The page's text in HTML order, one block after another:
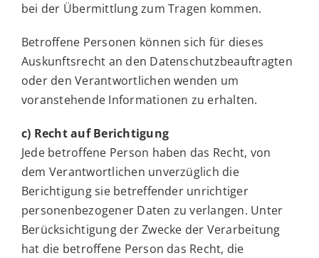
bei der Übermittlung zum Tragen kommen.
Betroffene Personen können sich für dieses
Auskunftsrecht an den Datenschutzbeauftragten
oder den Verantwortlichen wenden um
voranstehende Informationen zu erhalten.
c) Recht auf Berichtigung
Jede betroffene Person haben das Recht, von
dem Verantwortlichen unverzüglich die
Berichtigung sie betreffender unrichtiger
personenbezogener Daten zu verlangen. Unter
Berücksichtigung der Zwecke der Verarbeitung
hat die betroffene Person das Recht, die